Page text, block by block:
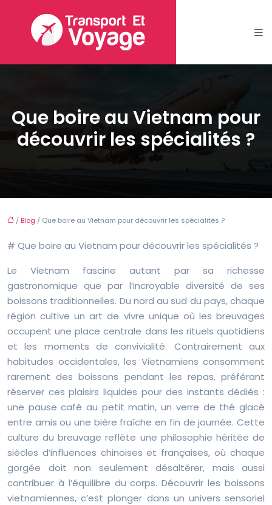
Que boire au Vietnam pour
découvrir les spécialités ?
/ Blog / Que boire au Vietnam pour découvrir les spécialités ?
# Que boire au Vietnam pour découvrir les spécialités ?
Le Vietnam fascine autant par sa richesse
gastronomique que par l’incroyable diversité de ses
boissons traditionnelles. Du nord au sud du pays, chaque
région cultive un art de vivre unique où les breuvages
occupent une place centrale dans les rituels quotidiens
et les moments de convivialité. Contrairement aux
habitudes occidentales, les Vietnamiens consomment
rarement des boissons pendant les repas, préférant
réserver ces plaisirs liquides pour des instants dédiés :
une pause café au petit matin, un verre de thé glacé
entre amis ou une bière fraîche en fin de journée. Cette
culture du breuvage reflète une philosophie héritée de
siècles d’influences chinoises et françaises, où chaque
gorgée doit non seulement désaltérer, mais aussi
contribuer à l’équilibre du corps. Découvrir les boissons
vietnamiennes, c’est plonger dans un univers sensoriel